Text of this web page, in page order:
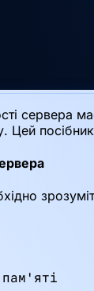
сервера
Цей